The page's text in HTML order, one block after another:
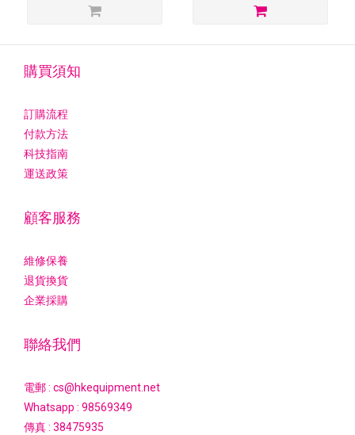
購買須知
訂購流程
付款方法
科技指南
運送政策
顧客服務
維修保養
退貨換貨
企業採購
聯絡我們
電郵 : cs@hkequipment.net
Whatsapp : 98569349
傳真 : 38475935